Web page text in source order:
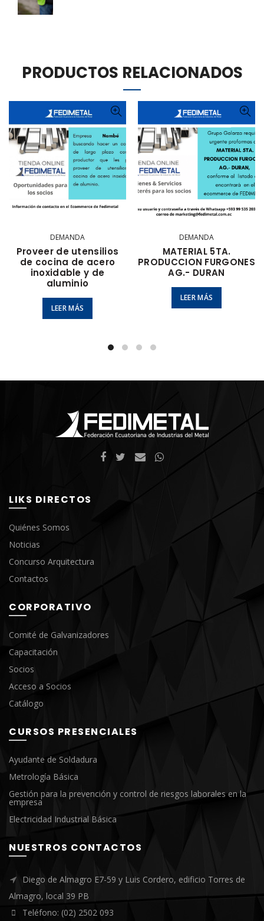
PRODUCTOS RELACIONADOS
DEMANDA
Proveer de utensilios
de cocina de acero
inoxidable y de
aluminio
LEER MÁS
DEMANDA
MATERIAL 5TA.
PRODUCCION FURGONES
AG.- DURAN
LEER MÁS
LIKS DIRECTOS
Quiénes Somos
Noticias
Concurso Arquitectura
Contactos
CORPORATIVO
Comité de Galvanizadores
Capacitación
Socios
Acceso a Socios
Catálogo
CURSOS PRESENCIALES
Ayudante de Soldadura
Metrología Básica
Gestión para la prevención y control de riesgos laborales en la
empresa
Electricidad Industrial Básica
NUESTROS CONTACTOS
Diego de Almagro E7-59 y Luis Cordero, edificio Torres de
Almagro, local 39 PB
Teléfono: (02) 2502 093